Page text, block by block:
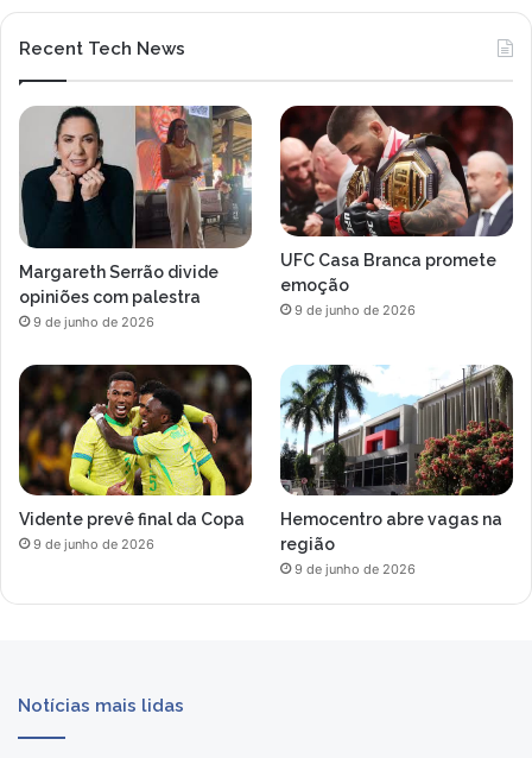
Recent Tech News
Margareth Serrão divide
opiniões com palestra
9 de junho de 2026
UFC Casa Branca promete
emoção
9 de junho de 2026
Vidente prevê final da Copa
9 de junho de 2026
Hemocentro abre vagas na
região
9 de junho de 2026
Notícias mais lidas